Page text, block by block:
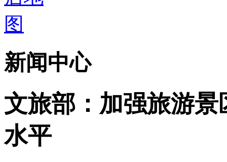
新闻中心
文旅部：加强旅游
水平